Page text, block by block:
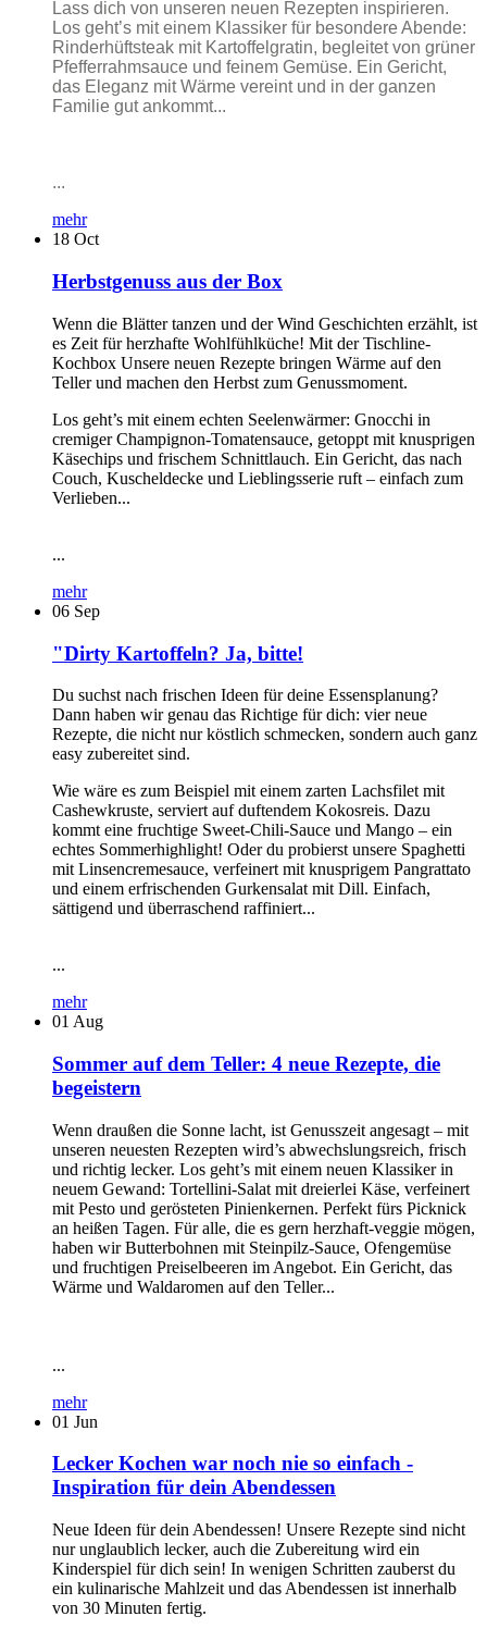
Lass dich von unseren neuen Rezepten inspirieren.
Los geht’s mit einem Klassiker für besondere Abende:
Rinderhüftsteak mit Kartoffelgratin, begleitet von grüner
Pfefferrahmsauce und feinem Gemüse. Ein Gericht,
das Eleganz mit Wärme vereint und in der ganzen
Familie gut ankommt...
...
mehr
18 Oct
Herbstgenuss aus der Box
Wenn die Blätter tanzen und der Wind Geschichten erzählt, ist
es Zeit für herzhafte Wohlfühlküche! Mit der Tischline-
Kochbox Unsere neuen Rezepte bringen Wärme auf den
Teller und machen den Herbst zum Genussmoment.
Los geht’s mit einem echten Seelenwärmer: Gnocchi in
cremiger Champignon-Tomatensauce, getoppt mit knusprigen
Käsechips und frischem Schnittlauch. Ein Gericht, das nach
Couch, Kuscheldecke und Lieblingsserie ruft – einfach zum
Verlieben...
...
mehr
06 Sep
"Dirty Kartoffeln? Ja, bitte!
Du suchst nach frischen Ideen für deine Essensplanung?
Dann haben wir genau das Richtige für dich: vier neue
Rezepte, die nicht nur köstlich schmecken, sondern auch ganz
easy zubereitet sind.
Wie wäre es zum Beispiel mit einem zarten Lachsfilet mit
Cashewkruste, serviert auf duftendem Kokosreis. Dazu
kommt eine fruchtige Sweet-Chili-Sauce und Mango – ein
echtes Sommerhighlight! Oder du probierst unsere Spaghetti
mit Linsencremesauce, verfeinert mit knusprigem Pangrattato
und einem erfrischenden Gurkensalat mit Dill. Einfach,
sättigend und überraschend raffiniert...
...
mehr
01 Aug
Sommer auf dem Teller: 4 neue Rezepte, die
begeistern
Wenn draußen die Sonne lacht, ist Genusszeit angesagt – mit
unseren neuesten Rezepten wird’s abwechslungsreich, frisch
und richtig lecker. Los geht’s mit einem neuen Klassiker in
neuem Gewand: Tortellini-Salat mit dreierlei Käse, verfeinert
mit Pesto und gerösteten Pinienkernen. Perfekt fürs Picknick
an heißen Tagen. Für alle, die es gern herzhaft-veggie mögen,
haben wir Butterbohnen mit Steinpilz-Sauce, Ofengemüse
und fruchtigen Preiselbeeren im Angebot. Ein Gericht, das
Wärme und Waldaromen auf den Teller...
...
mehr
01 Jun
Lecker Kochen war noch nie so einfach -
Inspiration für dein Abendessen
Neue Ideen für dein Abendessen! Unsere Rezepte sind nicht
nur unglaublich lecker, auch die Zubereitung wird ein
Kinderspiel für dich sein! In wenigen Schritten zauberst du
ein kulinarische Mahlzeit und das Abendessen ist innerhalb
von 30 Minuten fertig.